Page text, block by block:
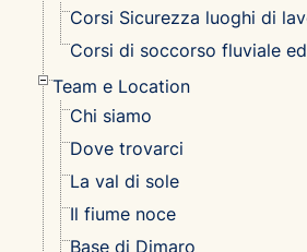
Corsi Sicurezza luoghi di
Corsi di soccorso fluviale
Team e Location
Chi siamo
Dove trovarci
La val di sole
Il fiume noce
Base di Dimaro